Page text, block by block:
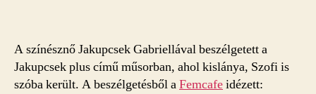
A színésznő Jakupcsek Gabriellával beszélgetett a
Jakupcsek plus című műsorban, ahol kislánya, Szofi is
szóba került. A beszélgetésből aFemcafeidézett: